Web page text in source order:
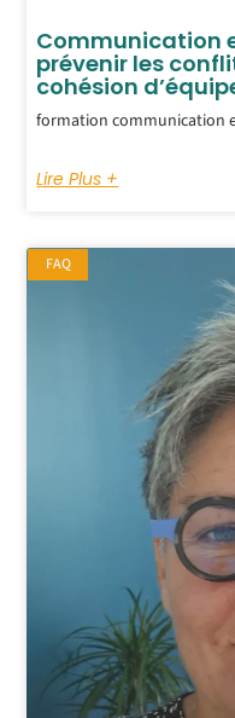
Communication
prévenir les
cohésion
formation communication
Lire Plus +
FAQ